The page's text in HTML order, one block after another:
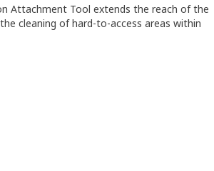
Attachment Tool extends the reach of the
cleaning of hard-to-access areas within